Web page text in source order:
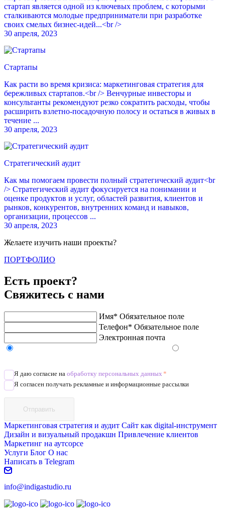
стартап является одной из ключевых проблем, с которыми
сталкиваются молодые предприниматели при разработке
своих смелых бизнес-идей...<br />
30 апреля, 2023
Стартапы
Как расти во время кризиса: маркетинговая стратегия для
бережливых стартапов.<br /> Венчурные инвесторы и
консультанты рекомендуют резко сократить расходы, чтобы
расширить взлетно-посадочную полосу и остаться в живых в
течение ...
30 апреля, 2023
Стратегический аудит
Как мы помогаем провести полный стратегический аудит<br
/> Стратегический аудит фокусируется на понимании и
оценке продуктов и услуг, областей развития, клиентов и
рынков, конкурентов, внутренних команд и навыков,
организации, процессов ...
30 апреля, 2023
Желаете изучить наши проекты?
ПОРТФОЛИО
Есть проект?
Свяжитесь с нами
Имя* Обязательное поле
Телефон* Обязательное поле
Электронная почта
Я даю согласие на обработку персональных данных *
Я согласен получать рекламные и информационные рассылки
Отправить
Маркетинговая стратегия и аудит Сайт как digital-инструмент
Дизайн и визуальный продакшн Привлечение клиентов
Маркетинг на аутсорсе
Услуги Блог О нас
Написать в Telegram
info@indigastudio.ru